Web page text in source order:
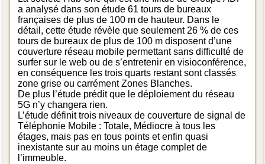
a analysé dans son étude 61 tours de bureaux
françaises de plus de 100 m de hauteur. Dans le
détail, cette étude révèle que seulement 26 % de ces
tours de bureaux de plus de 100 m disposent d’une
couverture réseau mobile permettant sans difficulté de
surfer sur le web ou de s’entretenir en visioconférence,
en conséquence les trois quarts restant sont classés
zone grise ou carrément Zones Blanches.
De plus l’étude prédit que le déploiement du réseau
5G n’y changera rien.
L’étude définit trois niveaux de couverture de signal de
Téléphonie Mobile : Totale, Médiocre à tous les
étages, mais pas en tous points et enfin quasi
inexistante sur au moins un étage complet de
l’immeuble.